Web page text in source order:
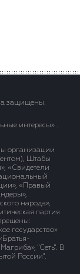
защищены.
интересы» .
организации
Штабы
«Свидетели
«Правый
народа»,
партия
государство»
"Сеть". В
России".